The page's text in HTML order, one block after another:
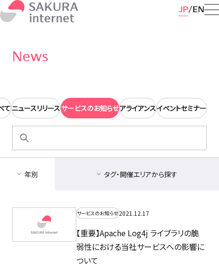
JP EN
News
てニュースリリースサービスのお知らせアライアンスイベントセミナー
年別 タグ・開催エリアから探す
サービスのお知らせ2021.12.17
【重要】Apache Log4j ライブラリの脆
弱性における当社サービスへの影響に
ついて